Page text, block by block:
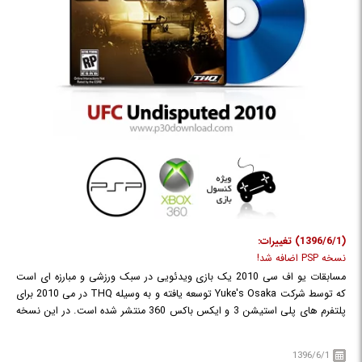
(1396/6/1) تغییرات:
نسخه PSP اضافه شد!
مسابقات یو اف سی 2010 یک بازی ویدئویی در سبک ورزشی و مبارزه ای است
که توسط شرکت Yuke's Osaka توسعه یافته و به وسیله THQ در می 2010 برای
پلتفرم های پلی استیشن 3 و ایکس باکس 360 منتشر شده است. در این نسخه
می توانید با انتخاب هر کدام از آنها در مسابقات مختلف شرکت کنید و سعی کنید
1396/6/1